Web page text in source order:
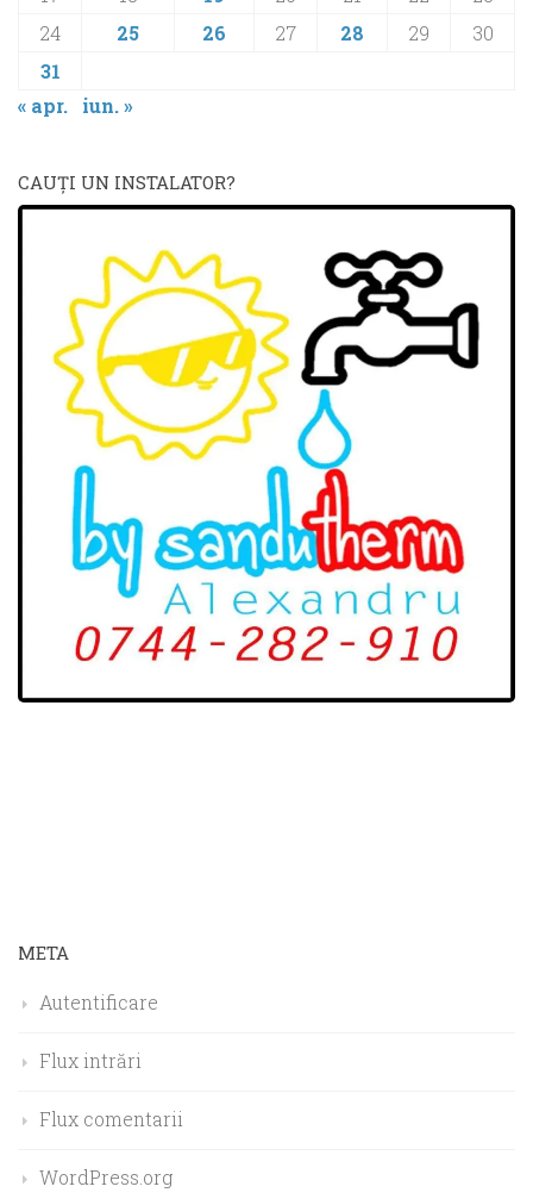
24
25 26 27 28 29
30
31
« apr.
iun. »
CAUŢI UN INSTALATOR?
META
Autentificare
Flux intrări
Flux comentarii
WordPress.org